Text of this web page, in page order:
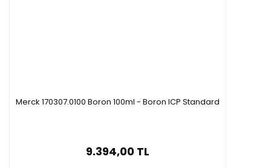
Merck 170307.0100 Boron 100ml - Boron ICP Standard
9.394,00 TL